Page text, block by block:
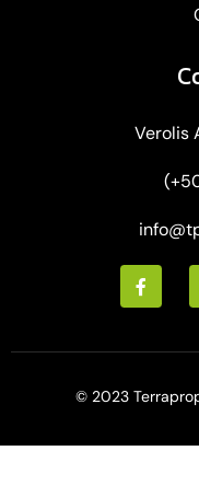
Verolis
© 2023